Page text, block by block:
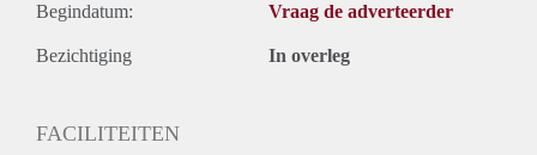
Begindatum: Vraag de adverteerder
Bezichtiging In overleg
FACILITEITEN